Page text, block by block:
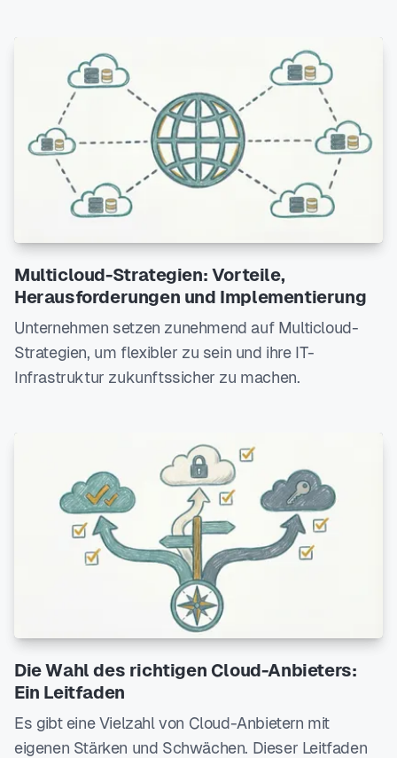
Multicloud-Strategien: Vorteile,
Herausforderungen und Implementierung
Unternehmen setzen zunehmend auf Multicloud-
Strategien, um flexibler zu sein und ihre IT-
Infrastruktur zukunftssicher zu machen.
Die Wahl des richtigen Cloud-Anbieters:
Ein Leitfaden
Es gibt eine Vielzahl von Cloud-Anbietern mit
eigenen Stärken und Schwächen. Dieser Leitfaden